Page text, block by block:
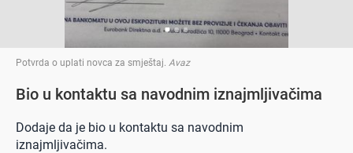
Potvrda o uplati novca za smještaj Avaz
Bio u kontaktu sa navodnim iznajmljivačima
Dodaje da je bio u kontaktu sa navodnim
iznajmljivačima.